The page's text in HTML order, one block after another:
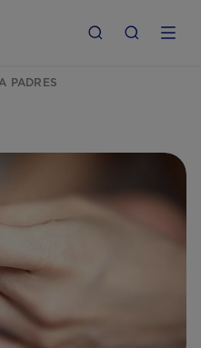
PADRES